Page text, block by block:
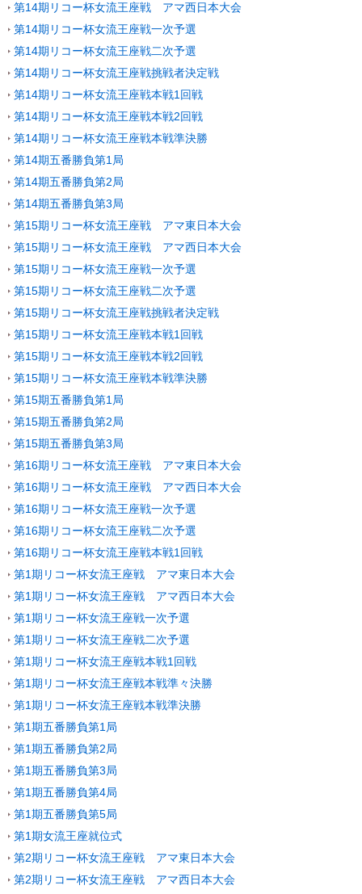
第14期リコー杯女流王座戦 アマ西日本大会
第14期リコー杯女流王座戦一次予選
第14期リコー杯女流王座戦二次予選
第14期リコー杯女流王座戦挑戦者決定戦
第14期リコー杯女流王座戦本戦1回戦
第14期リコー杯女流王座戦本戦2回戦
第14期リコー杯女流王座戦本戦準決勝
第14期五番勝負第1局
第14期五番勝負第2局
第14期五番勝負第3局
第15期リコー杯女流王座戦 アマ東日本大会
第15期リコー杯女流王座戦 アマ西日本大会
第15期リコー杯女流王座戦一次予選
第15期リコー杯女流王座戦二次予選
第15期リコー杯女流王座戦挑戦者決定戦
第15期リコー杯女流王座戦本戦1回戦
第15期リコー杯女流王座戦本戦2回戦
第15期リコー杯女流王座戦本戦準決勝
第15期五番勝負第1局
第15期五番勝負第2局
第15期五番勝負第3局
第16期リコー杯女流王座戦 アマ東日本大会
第16期リコー杯女流王座戦 アマ西日本大会
第16期リコー杯女流王座戦一次予選
第16期リコー杯女流王座戦二次予選
第16期リコー杯女流王座戦本戦1回戦
第1期リコー杯女流王座戦 アマ東日本大会
第1期リコー杯女流王座戦 アマ西日本大会
第1期リコー杯女流王座戦一次予選
第1期リコー杯女流王座戦二次予選
第1期リコー杯女流王座戦本戦1回戦
第1期リコー杯女流王座戦本戦準々決勝
第1期リコー杯女流王座戦本戦準決勝
第1期五番勝負第1局
第1期五番勝負第2局
第1期五番勝負第3局
第1期五番勝負第4局
第1期五番勝負第5局
第1期女流王座就位式
第2期リコー杯女流王座戦 アマ東日本大会
第2期リコー杯女流王座戦 アマ西日本大会